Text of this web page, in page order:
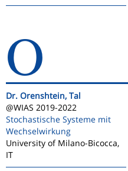
O
Dr. Orenshtein, Tal
@WIAS 2019-2022
Stochastische Systeme mit
Wechselwirkung
University of Milano-Bicocca,
IT